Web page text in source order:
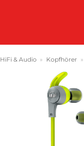
HiFi & Audio » Kopfhörer »